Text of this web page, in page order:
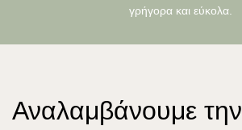
γρήγορα και εύκολα.
Αναλαμβάνουμε την